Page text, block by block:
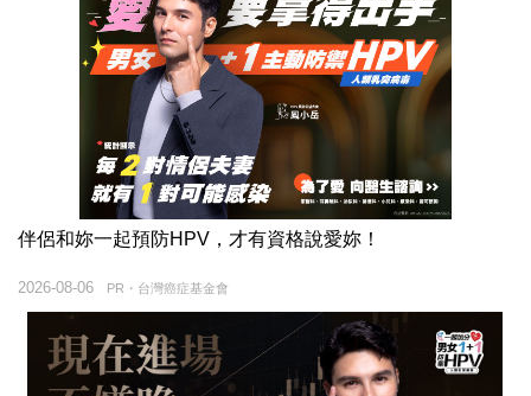
伴侶和妳一起預防HPV，才有資格說愛妳！
PR・台灣癌症基金會
2026-08-06